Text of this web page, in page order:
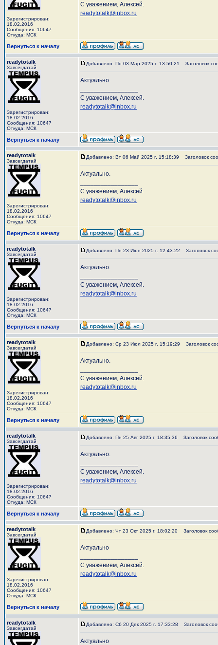
Зарегистрирован:
18.02.2016
Сообщения: 10647
Откуда: МСК
С уважением, Алексей.
readytotalk@inbox.ru
Вернуться к началу
readytotalk
Завсегдатай
Зарегистрирован:
18.02.2016
Сообщения: 10647
Откуда: МСК
Добавлено: Пн 03 Мар 2025 г. 13:50:21 Заголовок
Актуально.
С уважением, Алексей.
readytotalk@inbox.ru
Вернуться к началу
readytotalk
Завсегдатай
Зарегистрирован:
18.02.2016
Сообщения: 10647
Откуда: МСК
Добавлено: Вт 06 Май 2025 г. 15:18:39 Заголовок
Актуально.
С уважением, Алексей.
readytotalk@inbox.ru
Вернуться к началу
readytotalk
Завсегдатай
Зарегистрирован:
18.02.2016
Сообщения: 10647
Откуда: МСК
Добавлено: Пн 23 Июн 2025 г. 12:43:22 Заголовок
Актуально.
С уважением, Алексей.
readytotalk@inbox.ru
Вернуться к началу
readytotalk
Завсегдатай
Зарегистрирован:
18.02.2016
Сообщения: 10647
Откуда: МСК
Добавлено: Ср 23 Июл 2025 г. 15:19:29 Заголовок
Актуально.
С уважением, Алексей.
readytotalk@inbox.ru
Вернуться к началу
readytotalk
Завсегдатай
Зарегистрирован:
18.02.2016
Сообщения: 10647
Откуда: МСК
Добавлено: Пн 25 Авг 2025 г. 18:35:36 Заголовок
Актуально.
С уважением, Алексей.
readytotalk@inbox.ru
Вернуться к началу
readytotalk
Завсегдатай
Зарегистрирован:
18.02.2016
Сообщения: 10647
Откуда: МСК
Добавлено: Чт 23 Окт 2025 г. 18:02:20 Заголовок
Актуально
С уважением, Алексей.
readytotalk@inbox.ru
Вернуться к началу
readytotalk
Завсегдатай
Добавлено: Сб 20 Дек 2025 г. 17:33:28 Заголовок
Актуально